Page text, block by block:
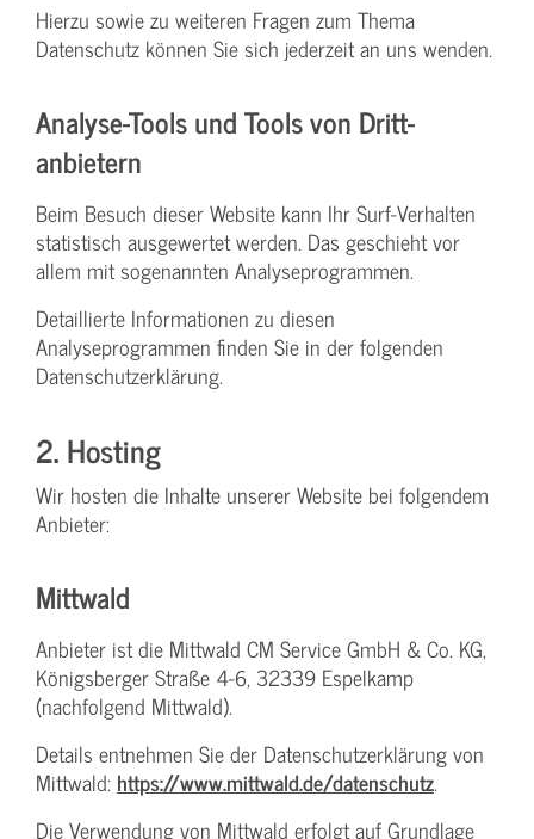
Hierzu sowie zu weiteren Fragen zum Thema
Datenschutz können Sie sich jederzeit an uns wenden.
Analyse-Tools und Tools von Dritt­
anbietern
Beim Besuch dieser Website kann Ihr Surf-Verhalten
statistisch ausgewertet werden. Das geschieht vor
allem mit sogenannten Analyseprogrammen.
Detaillierte Informationen zu diesen
Analyseprogrammen finden Sie in der folgenden
Datenschutzerklärung.
2. Hosting
Wir hosten die Inhalte unserer Website bei folgendem
Anbieter:
Mittwald
Anbieter ist die Mittwald CM Service GmbH & Co. KG,
Königsberger Straße 4-6, 32339 Espelkamp
(nachfolgend Mittwald).
Details entnehmen Sie der Datenschutzerklärung von
Mittwald: https://www.mittwald.de/datenschutz.
Die Verwendung von Mittwald erfolgt auf Grundlage